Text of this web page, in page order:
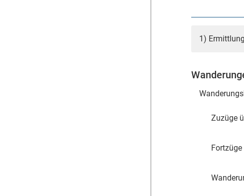
1)
Zuzüge